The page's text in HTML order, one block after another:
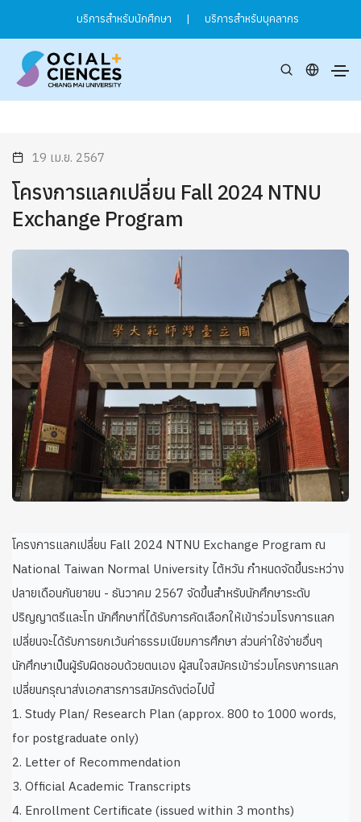
บริการสำหรับนักศึกษา | บริการสำหรับบุคลากร
19 เม.ย. 2567
โครงการแลกเปลี่ยน Fall 2024 NTNU
Exchange Program
โครงการแลกเปลี่ยน Fall 2024 NTNU Exchange Program ณ
National Taiwan Normal University ไต้หวัน กำหนดจัดขึ้นระหว่าง
ปลายเดือนกันยายน - ธันวาคม 2567 จัดขึ้นสำหรับนักศึกษาระดับ
ปริญญาตรีและโท นักศึกษาที่ได้รับการคัดเลือกให้เข้าร่วมโรงการแลก
เปลี่ยนจะได้รับการยกเว้นค่าธรรมเนียมการศึกษา ส่วนค่าใช้จ่ายอื่นๆ
นักศึกษาเป็นผู้รับผิดชอบด้วยตนเอง ผู้สนใจสมัครเข้าร่วมโครงการแลก
เปลี่ยนกรุณาส่งเอกสารการสมัครดังต่อไปนี้
1. Study Plan/ Research Plan (approx. 800 to 1000 words,
for postgraduate only)
2. Letter of Recommendation
3. Official Academic Transcripts
4. Enrollment Certificate (issued within 3 months)